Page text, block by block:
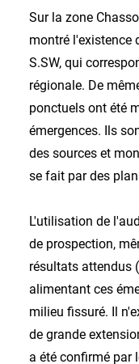
Sur la zone
montré l'existence
S.SW, qui
régionale. De
ponctuels ont été
émergences. Ils
des sources et
se fait par des
L'utilisation de
de prospection,
résultats attendus
alimentant ces
milieu fissuré. Il
de grande
a été confirmé par